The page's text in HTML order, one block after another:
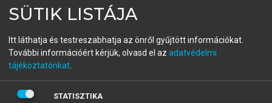
fiókoddal,vagy hozz létre új fiókot.
A regisztráció után apróbaidőszakautomatikusan
BELÉPÉS SAJÁT FIÓKKAL
SÜTIK LISTÁJA
Itt láthatja és testreszabhatja az önről gyűjtött információkat.
További információért kérjük, olvasd el az adatvédelmi
tájékoztatónkat
STATISZTIKA